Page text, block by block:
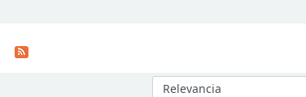
Ordenar por: